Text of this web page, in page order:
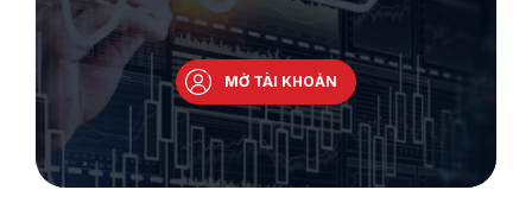
MỞ TÀI KHOẢN